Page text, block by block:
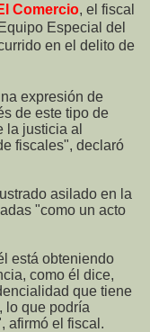
Comercio, el fiscal
Especial del
en el delito de
expresión de
de este tipo de
la justicia al
fiscales", declaró
asilado en la
"como un acto
está obteniendo
como él dice,
que tiene
lo que podría
afirmó el fiscal.